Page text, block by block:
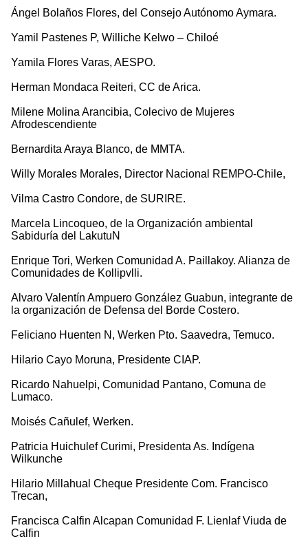
Ángel Bolaños Flores, del Consejo Autónomo Aymara.
Yamil Pastenes P, Williche Kelwo – Chiloé
Yamila Flores Varas, AESPO.
Herman Mondaca Reiteri, CC de Arica.
Milene Molina Arancibia, Colecivo de Mujeres
Afrodescendiente
Bernardita Araya Blanco, de MMTA.
Willy Morales Morales, Director Nacional REMPO-Chile,
Vilma Castro Condore, de SURIRE.
Marcela Lincoqueo, de la Organización ambiental
Sabiduría del LakutuN
Enrique Tori, Werken Comunidad A. Paillakoy. Alianza de
Comunidades de Kollipvlli.
Alvaro Valentín Ampuero González Guabun, integrante de
la organización de Defensa del Borde Costero.
Feliciano Huenten N, Werken Pto. Saavedra, Temuco.
Hilario Cayo Moruna, Presidente CIAP.
Ricardo Nahuelpi, Comunidad Pantano, Comuna de
Lumaco.
Moisés Cañulef, Werken.
Patricia Huichulef Curimi, Presidenta As. Indígena
Wilkunche
Hilario Millahual Cheque Presidente Com. Francisco
Trecan,
Francisca Calfin Alcapan Comunidad F. Lienlaf Viuda de
Calfin